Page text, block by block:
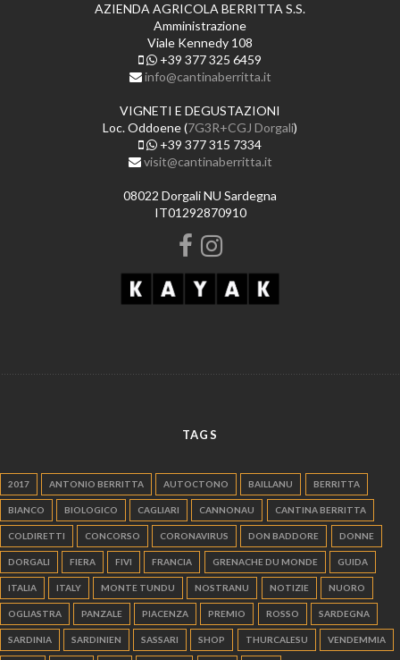
AZIENDA AGRICOLA BERRITTA S.S.
Amministrazione
Viale Kennedy 108
+39 377 325 6459
info@cantinaberritta.it
VIGNETI E DEGUSTAZIONI
Loc. Oddoene (7G3R+CGJ Dorgali)
+39 377 315 7334
visit@cantinaberritta.it
08022 Dorgali NU Sardegna
IT01292870910
TAGS
2017 ANTONIO BERRITTA AUTOCTONO BAILLANU BERRITTA
BIANCO BIOLOGICO CAGLIARI CANNONAU CANTINA BERRITTA
COLDIRETTI CONCORSO CORONAVIRUS DON BADDORE DONNE
DORGALI FIERA FIVI FRANCIA GRENACHE DU MONDE GUIDA
ITALIA ITALY MONTE TUNDU NOSTRANU NOTIZIE NUORO
OGLIASTRA PANZALE PIACENZA PREMIO ROSSO SARDEGNA
SARDINIA SARDINIEN SASSARI SHOP THURCALESU VENDEMMIA